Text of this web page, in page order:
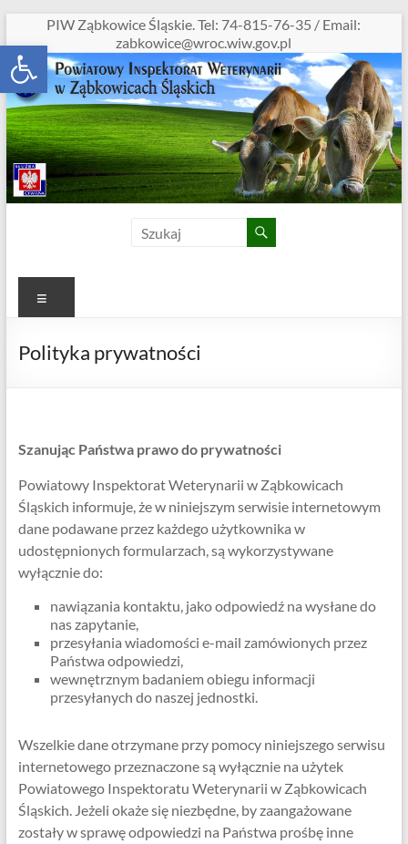
Otwórz pasek narzędzi
content
PIW Ząbkowice Śląskie. Tel: 74-815-76-35 / Email:
zabkowice@wroc.wiw.gov.pl
Ząbkowice
Śl.ąskie
Polityka prywatności
Szanując Państwa prawo do prywatności
Powiatowy Inspektorat Weterynarii w Ząbkowicach
Śląskich informuje, że w niniejszym serwisie internetowym
dane podawane przez każdego użytkownika w
udostępnionych formularzach, są wykorzystywane
wyłącznie do:
nawiązania kontaktu, jako odpowiedź na wysłane do
nas zapytanie,
przesyłania wiadomości e-mail zamówionych przez
Państwa odpowiedzi,
wewnętrznym badaniem obiegu informacji
przesyłanych do naszej jednostki.
Wszelkie dane otrzymane przy pomocy niniejszego serwisu
internetowego przeznaczone są wyłącznie na użytek
Powiatowego Inspektoratu Weterynarii w Ząbkowicach
Śląskich. Jeżeli okaże się niezbędne, by zaangażowane
zostały w sprawę odpowiedzi na Państwa prośbę inne